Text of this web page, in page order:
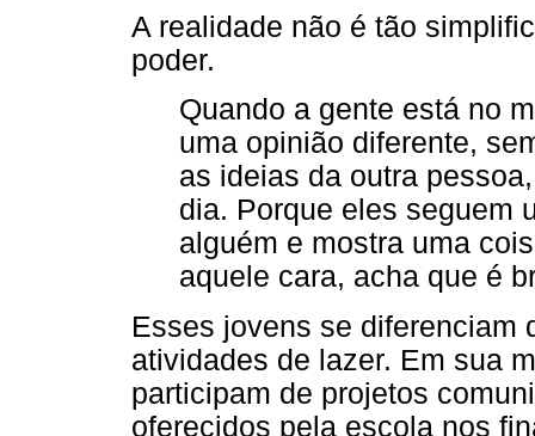
A realidade não é tão
poder.
Quando a gente está no
uma opinião diferente,
as ideias da outra
dia. Porque eles seguem
alguém e mostra uma
aquele cara, acha que é
Esses jovens se diferenciam
atividades de lazer. Em sua
participam de projetos
oferecidos pela escola nos